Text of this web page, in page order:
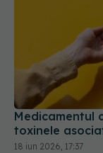
Medicamentul
toxinele
18 iun 2026, 17:37